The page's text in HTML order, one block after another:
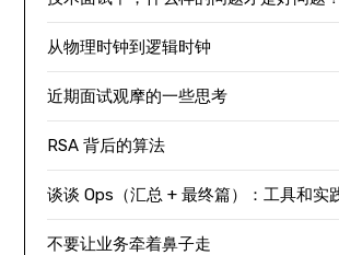
从物理时钟到逻辑时钟
近期面试观摩的一些思考
RSA 背后的算法
谈谈 Ops（汇总 + 最终篇）：工具和实
不要让业务牵着鼻子走